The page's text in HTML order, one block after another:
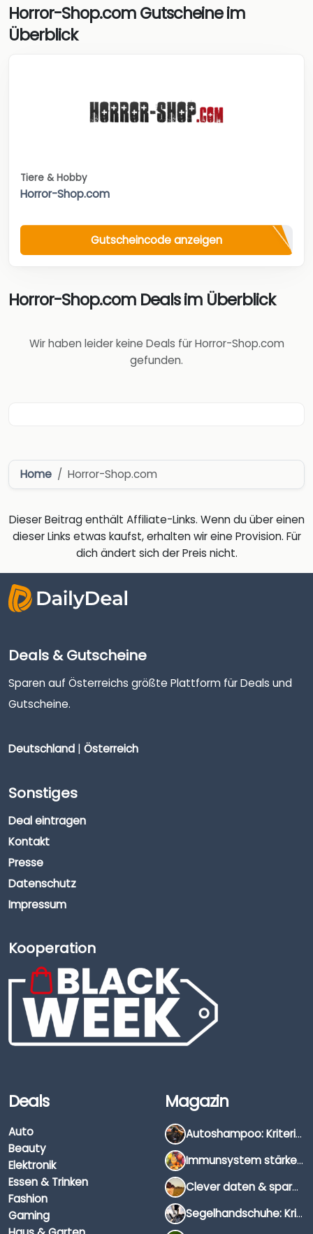
Horror-Shop.com Gutscheine im
Überblick
Tiere & Hobby
Horror-Shop.com
Gutscheincode anzeigen
Horror-Shop.com Deals im Überblick
Wir haben leider keine Deals für Horror-Shop.com
gefunden.
Home Horror-Shop.com
Dieser Beitrag enthält Affiliate-Links. Wenn du über einen
dieser Links etwas kaufst, erhalten wir eine Provision. Für
dich ändert sich der Preis nicht.
Deals & Gutscheine
Sparen auf Österreichs größte Plattform für Deals und
Gutscheine.
Deutschland | Österreich
Sonstiges
Deal eintragen
Kontakt
Presse
Datenschutz
Impressum
Kooperation
Deals
Auto
Beauty
Elektronik
Essen & Trinken
Fashion
Gaming
Magazin
Autoshampoo: Kriterien, Unterschiede & Anwendung
Immunsystem stärken: Hausmittel, Vitamine & Wissenswertes
Clever daten & sparen: So findest du die besten Deals für Dates und Unternehmungen
Segelhandschuhe: Kriterien, Materialien & Tipps